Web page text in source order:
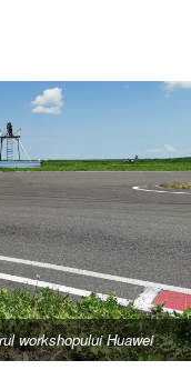
workshopului Huawei